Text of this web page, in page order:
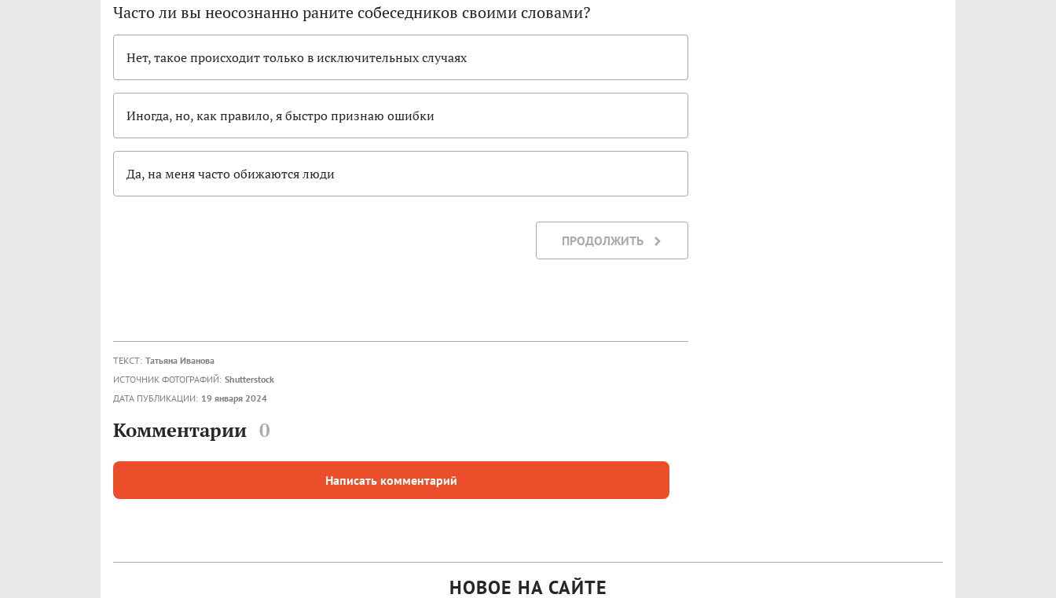
Часто ли вы неосознанно раните собеседников своими словами?
Нет, такое происходит только в исключительных случаях
Иногда, но, как правило, я быстро признаю ошибки
Да, на меня часто обижаются люди
ПРОДОЛЖИТЬ
ТЕКСТ: Татьяна Иванова
ИСТОЧНИК ФОТОГРАФИЙ: Shutterstock
ДАТА ПУБЛИКАЦИИ: 19 января 2024
Комментарии 0
Написать комментарий
НОВОЕ НА САЙТЕ